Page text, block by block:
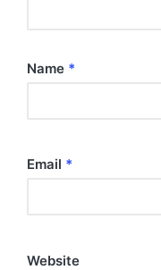
Name *
Email *
Website